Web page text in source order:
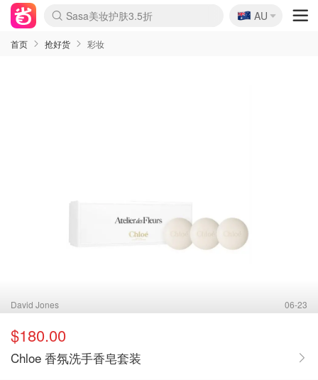
lululemon折扣上新
Sasa美妆护肤3.5折
SSENSE年中2.5折
FreshBeauty好价汇总
Cettire降价+叠9折
WWS Coles超市实拍
viagogo二手票捡漏
Myer折扣汇总
The Outnet奢牌1折起
David Jones 3折起
Flannels大牌1折
Perfumes Club护肤1折
AMIRO面罩$251
Amazon折扣汇总
eToro入金$200送$50
Amazon数码好物
ICONIC本周7.5折
ThedoubleF高奢地板价
Moose Knuckles 6折
EUFY摄像头$98
Selenichast首饰2折
Trip机票酒店促销
YSL送5件彩妆礼
Amazon家居好物
Amazon美妆护肤
雅漾大喷$8
过敏原检测盒$33
科颜氏高保湿面霜$29
SEALIFE海洋馆门票6折
丝塔芙大白罐$16
订阅Newsletter送香薰
Cult Beauty 6.8折
Harrods圣诞日历$525
LN-CC奢牌私促3折
d'Alba空姐喷雾$16
EVE LOM套装£56
Bernardelli独家4折
Adore Beauty 6折起
CT圣诞日历
Mytheresa奢品2.7折
Luxury Escapes 9折
Currentbody美容仪$881
MOON Garden Live
Roborock扫地机$649
Tingo Life水杯$24
Valentino官网5折
CR洗护套装$23
修丽可4件套$159
GANNI官网4.5折
Stylevana韩妆4折
Tessabit高奢8.5折
OGX洗发水$11
Amazon阿德莱德次日达
卡诗8.5折+赠礼
Philips Hue灯具8折
La Mer送8件礼值$529
🇦🇺
AU
首页 抢好货 彩妆
David Jones 06-23
$180.00
Chloe 香氛洗手香皂套装